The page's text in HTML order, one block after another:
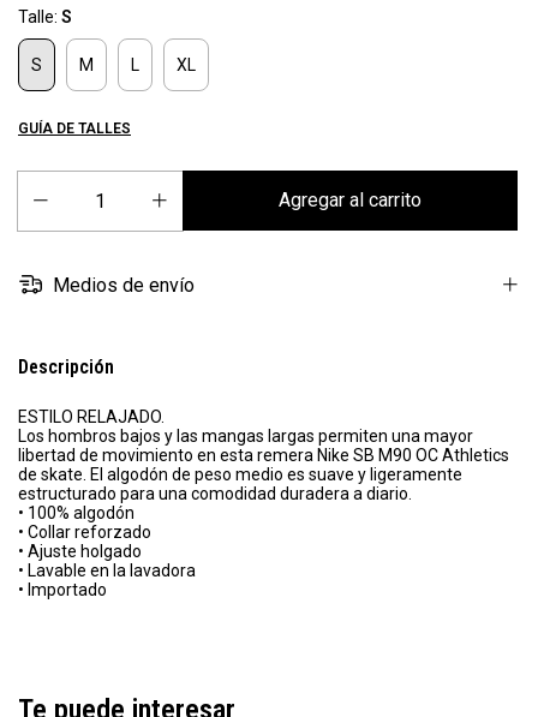
Talle: S
S M L XL
GUÍA DE TALLES
Medios de envío
Descripción
ESTILO RELAJADO.
Los hombros bajos y las mangas largas permiten una mayor
libertad de movimiento en esta remera Nike SB M90 OC Athletics
de skate. El algodón de peso medio es suave y ligeramente
estructurado para una comodidad duradera a diario.
• 100% algodón
• Collar reforzado
• Ajuste holgado
• Lavable en la lavadora
• Importado
Te puede interesar